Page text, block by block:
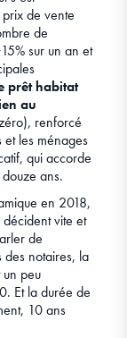
de vente
de
sur un an et
prêt habitat
au
renforcé
les ménages
qui accorde
ans.
en 2018,
décident vite et
de
des notaires, la
peu
Et la durée de
10 ans